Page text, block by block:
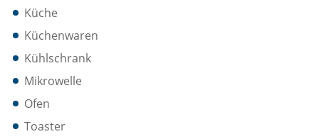
Küche
Küchenwaren
Kühlschrank
Mikrowelle
Ofen
Toaster